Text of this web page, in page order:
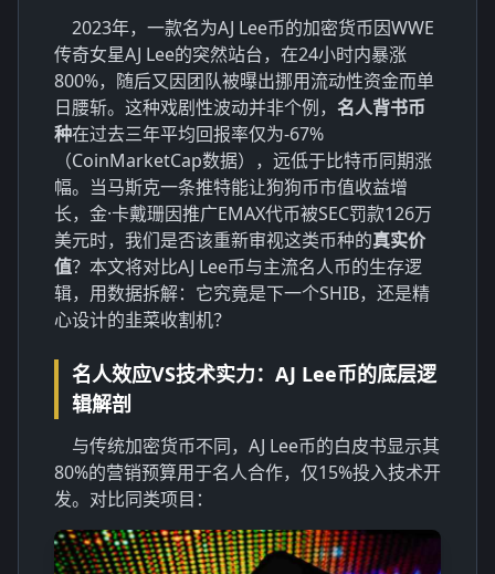
2023年，一款名为AJ Lee币的加密货币因WWE
传奇女星AJ Lee的突然站台，在24小时内暴涨
800%，随后又因团队被曝出挪用流动性资金而单
日腰斩。这种戏剧性波动并非个例， 名人背书币
种在过去三年平均回报率仅为-67%
（CoinMarketCap数据），远低于比特币同期涨
幅。当马斯克一条推特能让狗狗币市值收益增
长，金·卡戴珊因推广EMAX代币被SEC罚款126万
美元时，我们是否该重新审视这类币种的真实价
值？本文将对比AJ Lee币与主流名人币的生存逻
辑，用数据拆解：它究竟是下一个SHIB，还是精
心设计的韭菜收割机？
名人效应VS技术实力：AJ Lee币的底层逻
辑解剖
与传统加密货币不同，AJ Lee币的白皮书显示其
80%的营销预算用于名人合作，仅15%投入技术开
发。对比同类项目：